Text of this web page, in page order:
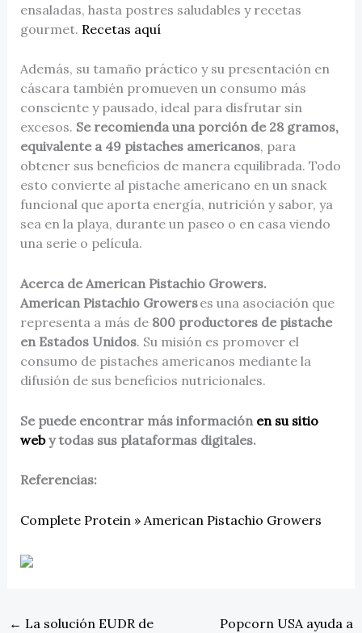
ensaladas, hasta postres saludables y recetas
gourmet. Recetas aquí
Además, su tamaño práctico y su presentación en
cáscara también promueven un consumo más
consciente y pausado, ideal para disfrutar sin
excesos. Se recomienda una porción de 28 gramos,
equivalente a 49 pistaches americanos, para
obtener sus beneficios de manera equilibrada. Todo
esto convierte al pistache americano en un snack
funcional que aporta energía, nutrición y sabor, ya
sea en la playa, durante un paseo o en casa viendo
una serie o película.
Acerca de American Pistachio Growers.
American Pistachio Growerses una asociación que
representa a más de 800 productores de pistache
en Estados Unidos. Su misión es promover el
consumo de pistaches americanos mediante la
difusión de sus beneficios nutricionales.
Se puede encontrar más información en su sitio
weby todas sus plataformas digitales.
Referencias:
Complete Protein » American Pistachio Growers
← La solución EUDR de
Popcorn USA ayuda a